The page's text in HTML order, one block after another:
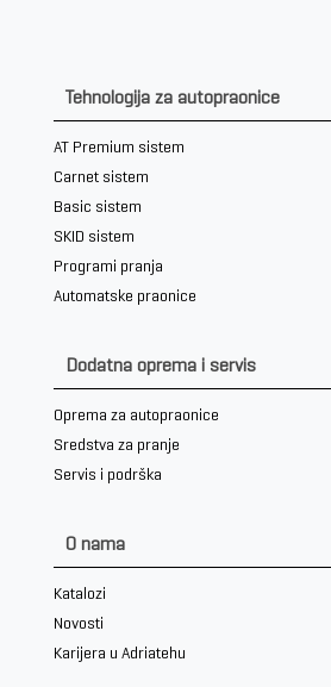
Tehnologija za autopraonice
AT Premium sistem
Carnet sistem
Basic sistem
SKID sistem
Programi pranja
Automatske praonice
Dodatna oprema i servis
Oprema za autopraonice
Sredstva za pranje
Servis i podrška
O nama
Katalozi
Novosti
Karijera u Adriatehu